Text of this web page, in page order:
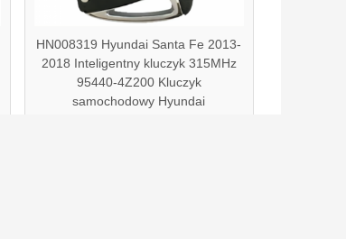
HN008319 Hyundai Santa Fe 2013-
2018 Inteligentny kluczyk 315MHz
95440-4Z200 Kluczyk
samochodowy Hyundai